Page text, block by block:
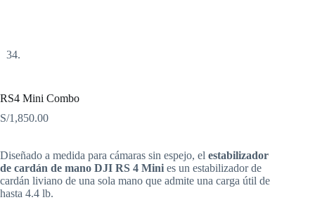
RS4 Mini Combo
S/1,850.00
Diseñado a medida para cámaras sin espejo, el estabilizador
de cardán de mano DJI RS 4 Mini es un estabilizador de
cardán liviano de una sola mano que admite una carga útil de
hasta 4.4 lb.